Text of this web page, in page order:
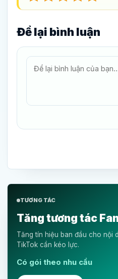
Để lại bình luận
TƯƠNG TÁC
Tăng tương tác
Tăng tín hiệu ban đầu cho nội
TikTok cần kéo lực.
Có gói theo nhu cầu